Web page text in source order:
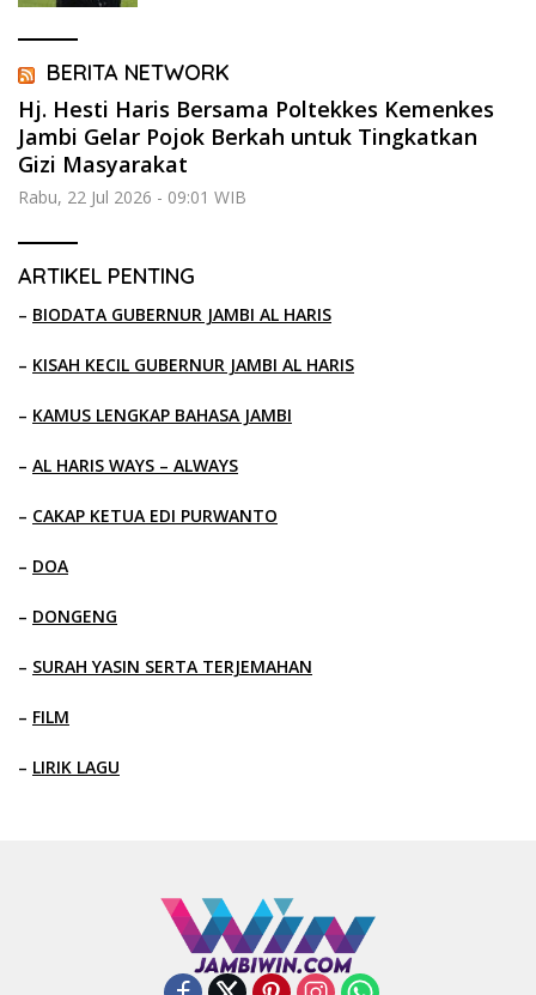
BERITA NETWORK
Hj. Hesti Haris Bersama Poltekkes Kemenkes
Jambi Gelar Pojok Berkah untuk Tingkatkan
Gizi Masyarakat
Rabu, 22 Jul 2026 - 09:01 WIB
ARTIKEL PENTING
– BIODATA GUBERNUR JAMBI AL HARIS
– KISAH KECIL GUBERNUR JAMBI AL HARIS
– KAMUS LENGKAP BAHASA JAMBI
– AL HARIS WAYS – ALWAYS
– CAKAP KETUA EDI PURWANTO
– DOA
– DONGENG
– SURAH YASIN SERTA TERJEMAHAN
– FILM
– LIRIK LAGU